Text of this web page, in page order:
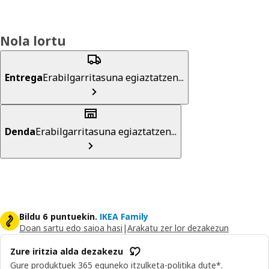
Nola lortu
EntregaErabilgarritasuna egiaztatzen...
DendaErabilgarritasuna egiaztatzen...
Bildu 6 puntuekin. IKEA Family
Doan sartu edo saioa hasi |Arakatu zer lor dezakezun
Zure iritzia alda dezakezu
Gure produktuek 365 eguneko itzulketa-politika dute*.